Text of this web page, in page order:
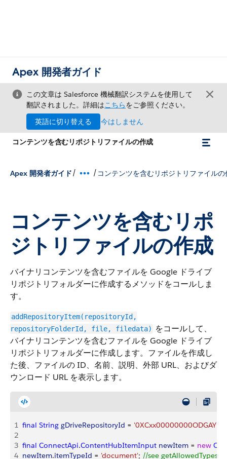
Apex 開発者ガイド
この文章は Salesforce 機械翻訳システムを使用して
翻訳されました。詳細はこちらをご参照ください。
英語に切り替える
今はしません
コンテンツを含むリポジトリファイルの作成
Apex 開発者ガイド/ / コンテンツを含むリポジトリファイルの
コンテンツを含むリポ
ジトリファイルの作成
バイナリコンテンツを含むファイルを Google ドライブ
リポジトリフォルダーに作成するメソッドをコールしま
す。
addRepositoryItem(repositoryId,
repositoryFolderId, file, filedata)
をコールして、
バイナリコンテンツを含むファイルを Google ドライブ
リポジトリフォルダーに作成します。ファイルを作成し
た後、ファイルの ID、名前、説明、外部 URL、およびダ
ウンロード URL を表示します。
1 final String gDriveRepositoryId = '0XCxx00000000ODGAY'
2
3 final ConnectApi.ContentHubItemInput newItem = new
4 newItem.itemTypeId = 'document'; //see getAllowedTypes